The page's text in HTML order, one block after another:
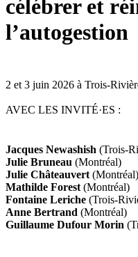
célébrer et
l’autogestion
2 et 3 juin 2026 à Trois-
AVEC LES INVITÉ·ES :
Jacques Newashish (Trois-
Julie Bruneau (Montréal)
Julie Châteauvert (Montréal)
Mathilde Forest (Montréal)
Fontaine Leriche (Trois-
Anne Bertrand (Montréal)
Guillaume Dufour Morin